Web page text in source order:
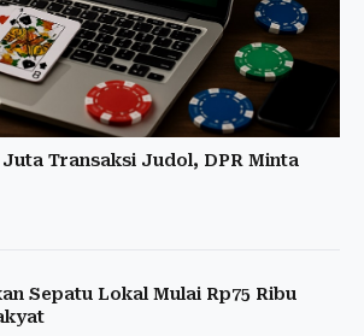
Juta Transaksi Judol, DPR Minta
Sepatu Lokal Mulai Rp75 Ribu